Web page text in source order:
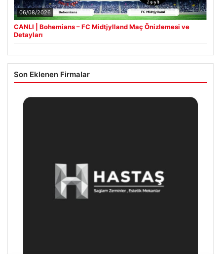
06/08/2026
CANLI | Bohemians – FC Midtjylland Maç Önizlemesi ve
Detayları
Son Eklenen Firmalar